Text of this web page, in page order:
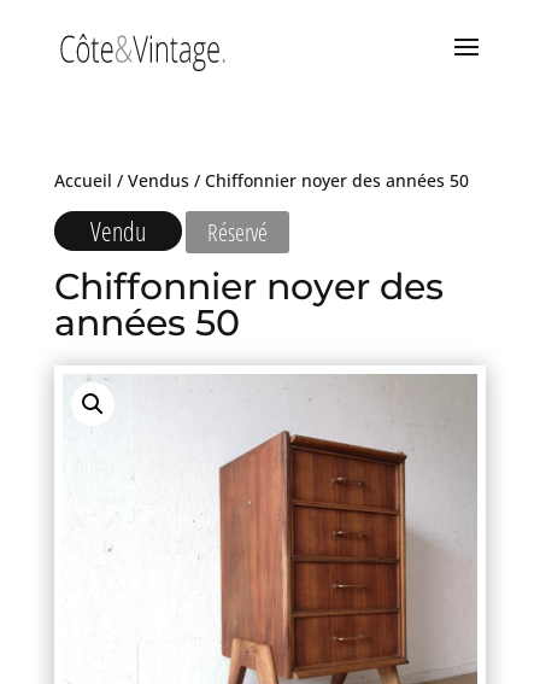
Accueil / Vendus/ Chiffonnier noyer des années 50
Vendu Réservé
Chiffonnier noyer des
années 50